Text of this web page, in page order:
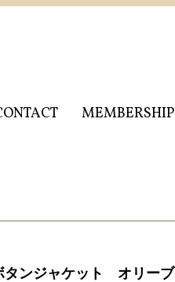
MEMBERSHIP
ンジャケット オリーブ